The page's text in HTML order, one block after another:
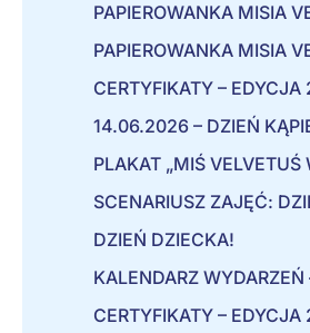
PAPIEROWANKA MISIA
PAPIEROWANKA MISIA
CERTYFIKATY –
14.06.2026 – DZIEŃ
PLAKAT „MIŚ VELVETUŚ
SCENARIUSZ ZAJĘĆ:
DZIEŃ DZIECKA!
KALENDARZ WYDARZEŃ
CERTYFIKATY –